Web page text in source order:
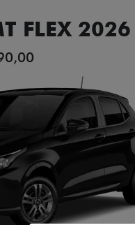
FLEX 2026